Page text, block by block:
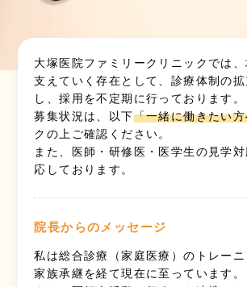
大塚医院ファミリークリニックでは
支えていく存在として、診療体制の
し、採用を不定期に行っております。
募集状況は、以下「一緒に働きたい
クの上ご確認ください。
また、医師・研修医・医学生の見学
応しております。
院長からのメッセージ
私は総合診療（家庭医療）のトレーニ
家族承継を経て現在に至っています。